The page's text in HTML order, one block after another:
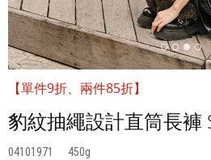
【單件9折、兩件85折】
豹紋抽繩設計直筒長褲
04101971 450